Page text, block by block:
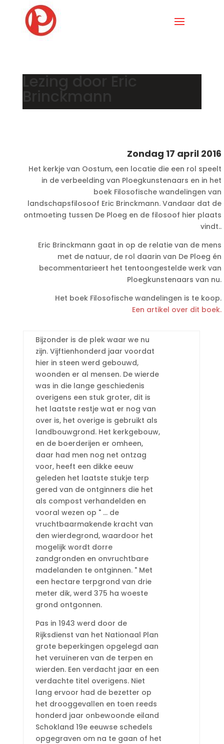
Lezing door Eric
Brinckmann
Zondag 17 april 2016
Het kerkje van Oostum, een locatie die een rol speelt
in de verbeelding van Ploegkunstenaars en in het
boek Filosofische wandelingen van
landschapsfilosoof Eric Brinckmann. Vandaar dat de
ontmoeting tussen De Ploeg en de filosoof hier plaats
vindt..
Eric Brinckmann gaat in op de relatie van de mens
met de natuur, de rol daarin van De Ploeg én
becommentarieert het tentoongestelde werk van
Ploegkunstenaars van nu.
Het boek Filosofische wandelingen is te koop.
Een artikel over dit boek.
Bijzonder is de plek waar we nu
zijn. Vijftienhonderd jaar voordat
hier in steen werd gebouwd,
woonden er al mensen. De wierde
was in die lange geschiedenis
overigens een stuk groter, dit is
het laatste restje wat er nog van
over is, het overige is gebruikt als
landbouwgrond. Het kerkgebouw,
en de boerderijen er omheen,
daar had men nog net ontzag
voor, heeft een dikke eeuw
geleden het laatste stukje terp
gered van de ontginners die het
als compost verhandelden en
vooral wezen op " … de
vruchtbaarmakende kracht van
den wierdegrond, waardoor het
mogelijk wordt dorre
zandgronden en onvruchtbare
madelanden te ontginnen. " Met
een hectare terpgrond van drie
meter dik, werd 375 ha woeste
grond ontgonnen.
Pas in 1943 werd door de
Rijksdienst van het Nationaal Plan
grote beperkingen opgelegd aan
het veruïneren van de terpen en
wierden. Een verdacht jaar en een
verdachte titel overigens. Niet
lang ervoor had de bezetter op
het drooggevallen en toen reeds
honderd jaar onbewoonde eiland
Schokland 19e eeuwse schedels
opgegraven om na te gaan of het